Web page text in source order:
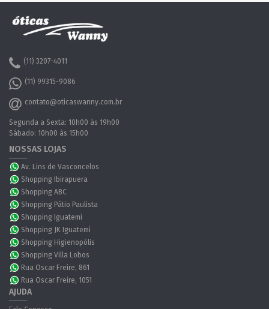
(11) 3207-4011
(11) 99315-9086
contato@oticaswanny.com.br
Segunda a Sexta: 10h00 às 19h00
Sábado: 10h00 às 15h00
NOSSAS LOJAS
Av. Lins de Vasconcelos
Shopping Ibirapuera
Shopping ABC
Shopping Pátio Paulista
Shopping Iguatemi
Shopping JK Iguatemi
Shopping Higienopólis
Shopping Villa Lobos
Rua Oscar Freire, 861
Rua Oscar Freire, 1051
AJUDA